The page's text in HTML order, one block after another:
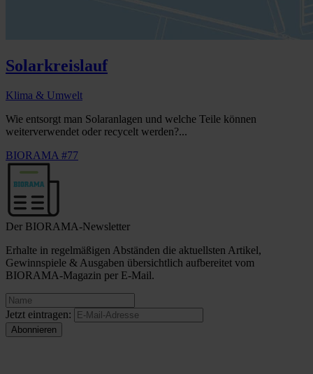
Solarkreislauf
Klima & Umwelt
Wie entsorgt man Solaranlagen und welche Teile können
weiterverwendet oder recycelt werden?...
BIORAMA #77
Der BIORAMA-Newsletter
Erhalte in regelmäßigen Abständen die aktuellsten Artikel,
Gewinnspiele & Ausgaben übersichtlich aufbereitet vom
BIORAMA-Magazin per E-Mail.
Jetzt eintragen: